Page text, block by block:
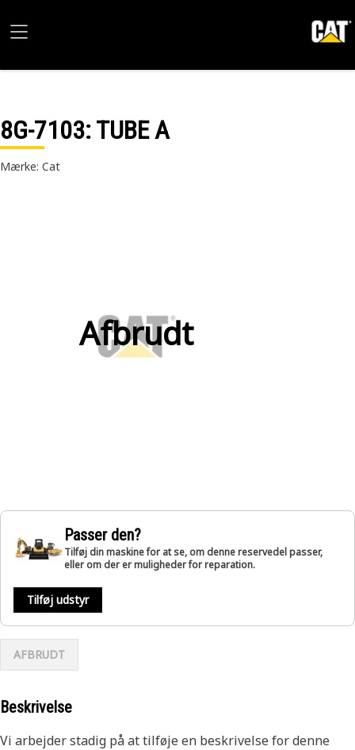
8G-7103: TUBE A
Mærke: Cat
Afbrudt
Passer den?
Tilføj din maskine for at se, om denne reservedel passer,
eller om der er muligheder for reparation.
Tilføj udstyr
AFBRUDT
Beskrivelse
Vi arbejder stadig på at tilføje en beskrivelse for denne